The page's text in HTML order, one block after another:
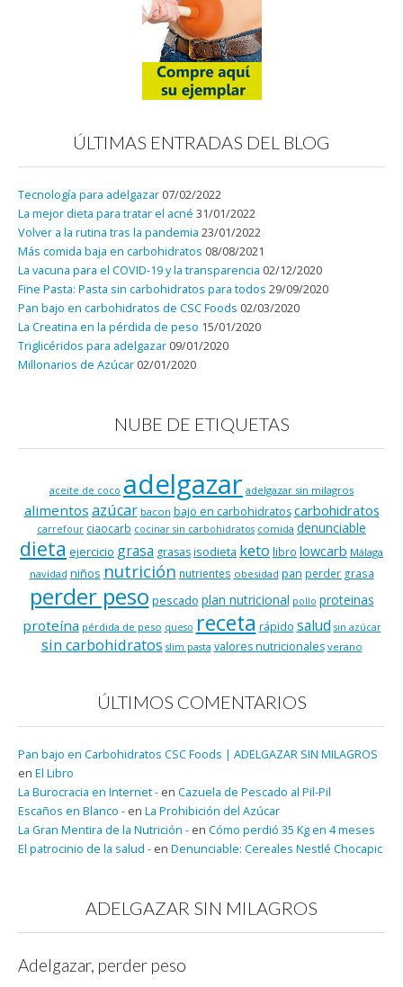
ÚLTIMAS ENTRADAS DEL BLOG
Tecnología para adelgazar 07/02/2022
La mejor dieta para tratar el acné 31/01/2022
Volver a la rutina tras la pandemia 23/01/2022
Más comida baja en carbohidratos 08/08/2021
La vacuna para el COVID-19 y la transparencia 02/12/2020
Fine Pasta: Pasta sin carbohidratos para todos 29/09/2020
Pan bajo en carbohidratos de CSC Foods 02/03/2020
La Creatina en la pérdida de peso 15/01/2020
Triglicéridos para adelgazar 09/01/2020
Millonarios de Azúcar 02/01/2020
NUBE DE ETIQUETAS
aceite de coco adelgazar adelgazar sin milagros
alimentos azúcar bacon bajo en carbohidratos carbohidratos
carrefour ciaocarb cocinar sin carbohidratos comida denunciable
dieta ejercicio grasa grasasisodieta keto libro lowcarb Málaga
navidad niños nutrición nutrientes obesidad pan perder grasa
perder peso pescado plan nutricional pollo proteinas
proteína pérdida de peso queso receta rápido salud sin azúcar
sin carbohidratos slim pasta valores nutricionales verano
ÚLTIMOS COMENTARIOS
Pan bajo en Carbohidratos CSC Foods | ADELGAZAR SIN MILAGROS
en El Libro
La Burocracia en Internet - en Cazuela de Pescado al Pil-Pil
Escaños en Blanco - en La Prohibición del Azúcar
La Gran Mentira de la Nutrición - en Cómo perdió 35 Kg en 4 meses
El patrocinio de la salud - en Denunciable: Cereales Nestlé Chocapic
ADELGAZAR SIN MILAGROS
Adelgazar, perder peso